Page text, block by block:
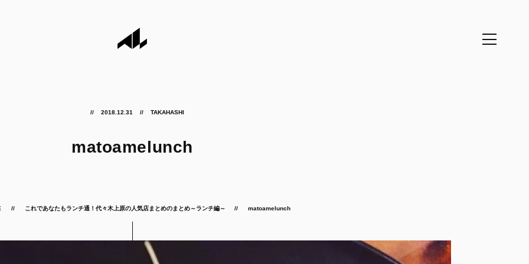
2018.12.31 TAKAHASHI
matoamelunch
これであなたもランチ通！代々木上原の人気店まとめのまとめ～ランチ編～ matoamelunch